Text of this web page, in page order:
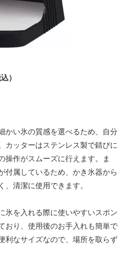
）
かい氷の質感を選べるため、自分
カッターはステンレス製で錆びに
操作がスムーズに行えます。ま
付属しているため、かき氷器から
、清潔に使用できます。
氷を入れる際に使いやすいスポン
おり、使用後のお手入れも簡単で
利なサイズなので、場所を取らず